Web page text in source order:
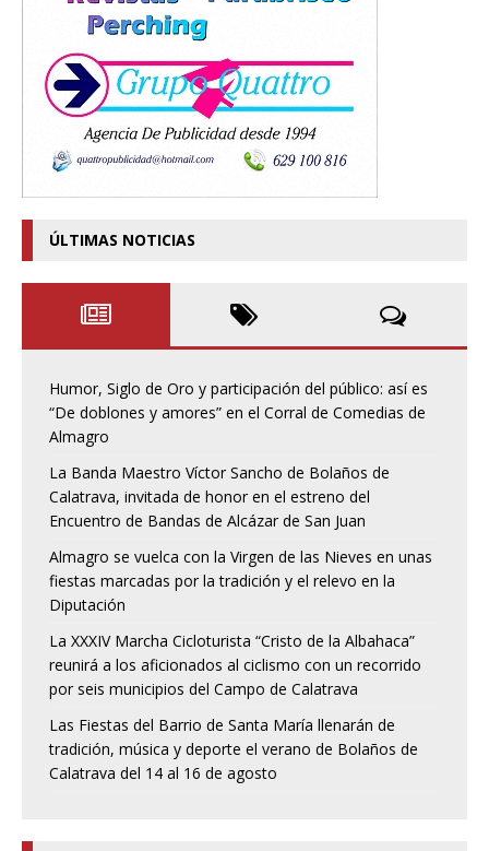
ÚLTIMAS NOTICIAS
Humor, Siglo de Oro y participación del público: así es
“De doblones y amores” en el Corral de Comedias de
Almagro
La Banda Maestro Víctor Sancho de Bolaños de
Calatrava, invitada de honor en el estreno del
Encuentro de Bandas de Alcázar de San Juan
Almagro se vuelca con la Virgen de las Nieves en unas
fiestas marcadas por la tradición y el relevo en la
Diputación
La XXXIV Marcha Cicloturista “Cristo de la Albahaca”
reunirá a los aficionados al ciclismo con un recorrido
por seis municipios del Campo de Calatrava
Las Fiestas del Barrio de Santa María llenarán de
tradición, música y deporte el verano de Bolaños de
Calatrava del 14 al 16 de agosto